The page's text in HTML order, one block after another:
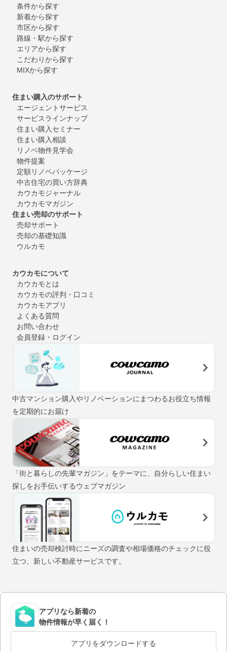
条件から探す
新着から探す
市区から探す
路線・駅から探す
エリアから探す
こだわりから探す
MIXから探す
住まい購入のサポート
エージェントサービス
サービスラインナップ
住まい購入セミナー
住まい購入相談
リノベ物件見学会
物件提案
定額リノベパッケージ
中古住宅の買い方辞典
カウカモジャーナル
カウカモマガジン
住まい売却のサポート
売却サポート
売却の基礎知識
ウルカモ
カウカモについて
カウカモとは
カウカモの評判・口コミ
カウカモアプリ
よくある質問
お問い合わせ
会員登録・ログイン
中古マンション購入やリノベーションにまつわるお役立ち情報
を定期的にお届け
「街と暮らしの先輩マガジン」をテーマに、自分らしい住まい
探しをお手伝いするウェブマガジン
住まいの売却検討時にニーズの調査や相場価格のチェックに役
立つ、新しい不動産サービスです。
アプリなら新着の
物件情報が早く届く！
アプリをダウンロードする